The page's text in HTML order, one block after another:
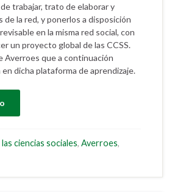
trabajar, trato de elaborar y
de la red, y ponerlos a disposición
en la misma red social, con
un proyecto global de las CCSS.
Averroes que a continuación
dicha plataforma de aprendizaje.
ciencias sociales, Averroes,